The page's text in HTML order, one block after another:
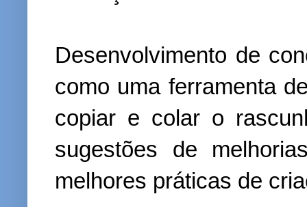
Desenvolvimento de
como uma ferramenta
copiar e colar o
sugestões de
melhores práticas de